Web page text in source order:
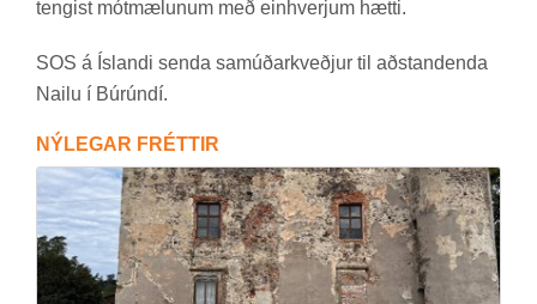
teng­ist mót­mæl­un­um með ein­hverj­um hætti.
SOS á Ís­landi senda sam­úð­arkveðj­ur til að­stand­enda
Nailu í Búrúndí.
NÝ­LEG­AR FRÉTT­IR